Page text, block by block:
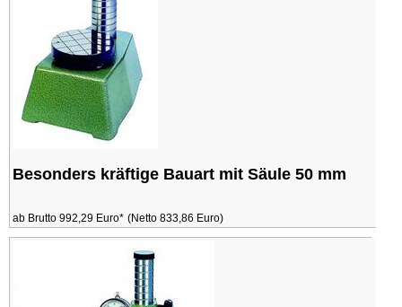
Besonders kräftige Bauart mit Säule 50 mm
ab Brutto 992,29 Euro* (Netto 833,86 Euro)